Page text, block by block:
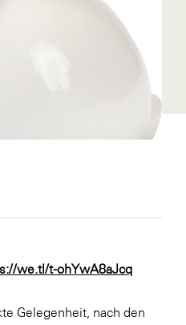
we.tl/t-ohYwA8aJcq
Gelegenheit, nach den